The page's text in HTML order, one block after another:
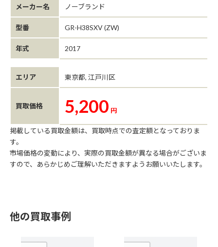
メーカー名 ノーブランド
型番 GR-H38SXV (ZW)
年式 2017
エリア 東京都, 江戸川区
買取価格 5,200 円
掲載している買取金額は、買取時点での査定額となっておりま
す。
市場価格の変動により、実際の買取金額が異なる場合がございま
すので、あらかじめご理解いただきますようお願いいたします。
他の買取事例